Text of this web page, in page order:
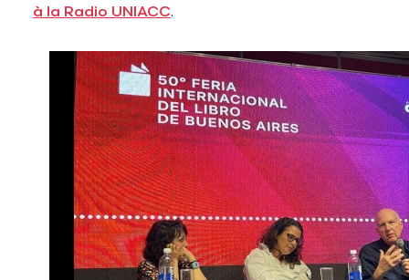
à la Radio UNIACC.